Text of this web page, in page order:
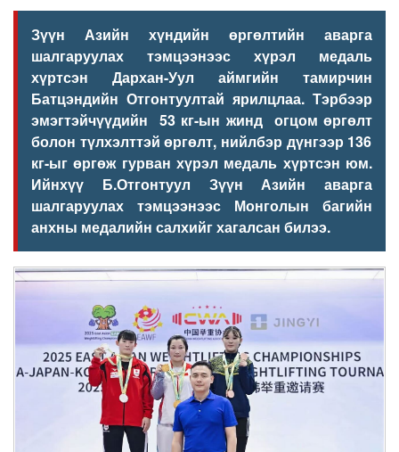
Зүүн Азийн хүндийн өргөлтийн аварга
шалгаруулах тэмцээнээс хүрэл медаль
хүртсэн Дархан-Уул аймгийн тамирчин
Батцэндийн Отгонтуултай ярилцлаа. Тэрбээр
эмэгтэйчүүдийн 53 кг-ын жинд огцом өргөлт
болон түлхэлттэй өргөлт, нийлбэр дүнгээр 136
кг-ыг өргөж гурван хүрэл медаль хүртсэн юм.
Ийнхүү Б.Отгонтуул Зүүн Азийн аварга
шалгаруулах тэмцээнээс Монголын багийн
анхны медалийн салхийг хагалсан билээ.